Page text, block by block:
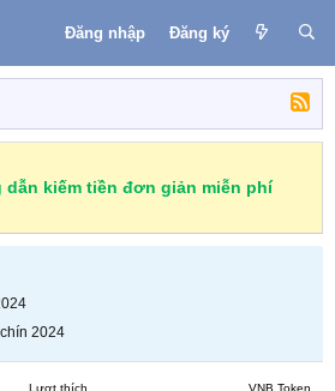
Đăng nhập Đăng ký
dẫn kiếm tiền đơn giản miễn phí
2024
Lượt thích VNB Token